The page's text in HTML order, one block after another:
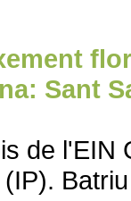
Sant
de l'EIN